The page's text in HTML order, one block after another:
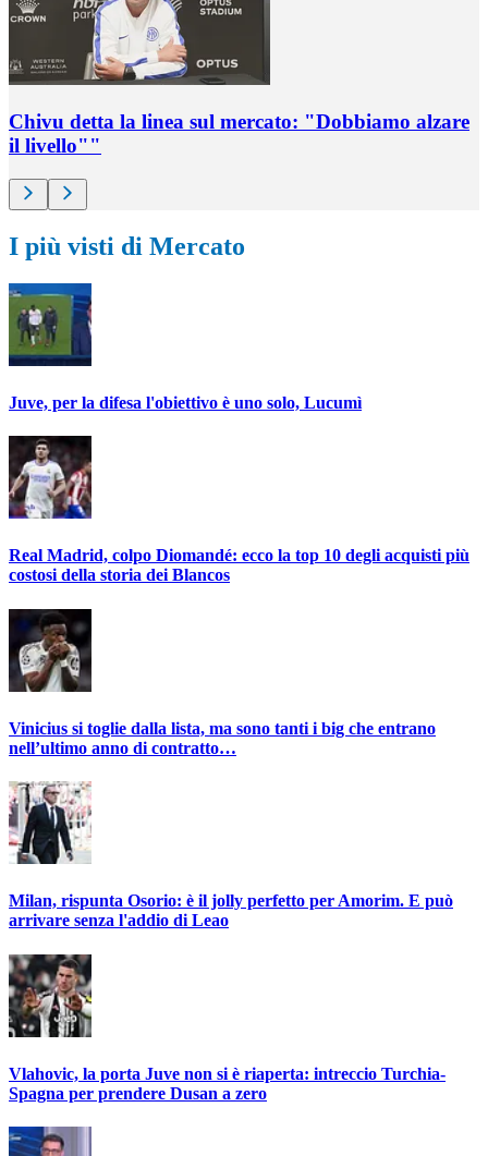
Chivu detta la linea sul mercato: "Dobbiamo alzare
il livello""
I più visti di Mercato
Juve, per la difesa l'obiettivo è uno solo, Lucumì
Real Madrid, colpo Diomandé: ecco la top 10 degli acquisti più
costosi della storia dei Blancos
Vinicius si toglie dalla lista, ma sono tanti i big che entrano
nell’ultimo anno di contratto…
Milan, rispunta Osorio: è il jolly perfetto per Amorim. E può
arrivare senza l'addio di Leao
Vlahovic, la porta Juve non si è riaperta: intreccio Turchia-
Spagna per prendere Dusan a zero